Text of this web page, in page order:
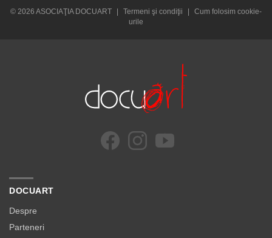
© 2026 ASOCIAŢIA DOCUART | Termeni şi condiţii |
Cum folosim cookie-
urile
DOCUART
Despre
Parteneri